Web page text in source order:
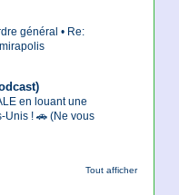
général • Re:
en louant une
Unis ! 🚗 (Ne vous
Tout afficher